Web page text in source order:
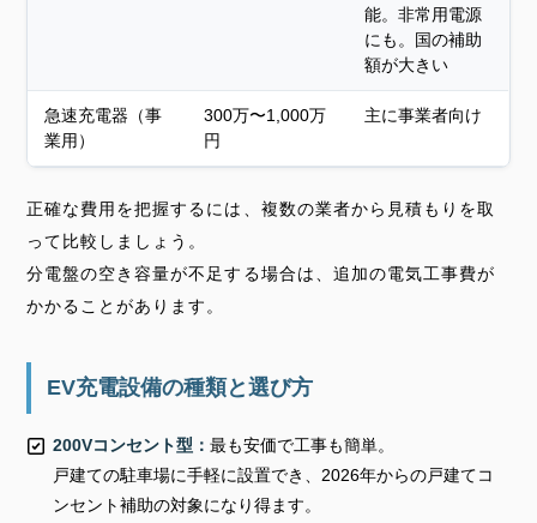
能。非常用電源
にも。国の補助
額が大きい
急速充電器（事
業用）
300万〜1,000万
円
主に事業者向け
正確な費用を把握するには、複数の業者から見積もりを取
って比較しましょう。
分電盤の空き容量が不足する場合は、追加の電気工事費が
かかることがあります。
EV充電設備の種類と選び方
200Vコンセント型： 最も安価で工事も簡単。
戸建ての駐車場に手軽に設置でき、2026年からの戸建てコ
ンセント補助の対象になり得ます。